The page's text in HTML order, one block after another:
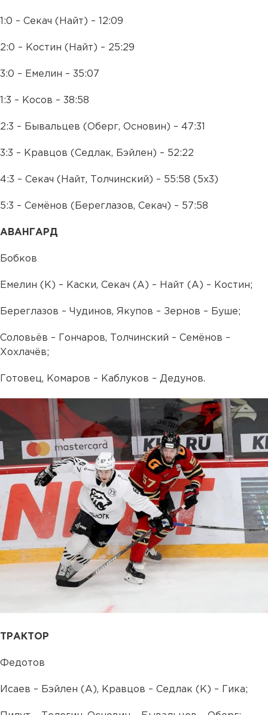
1:0 – Секач (Найт) – 12:09
2:0 – Костин (Найт) – 25:29
3:0 – Емелин – 35:07
1:3 – Косов – 38:58
2:3 – Бывальцев (Оберг, Основин) – 47:31
3:3 – Кравцов (Седлак, Бэйлен) – 52:22
4:3 – Секач (Найт, Толчинский) – 55:58 (5х3)
5:3 – Семёнов (Береглазов, Секач) – 57:58
АВАНГАРД
Бобков
Емелин (К) – Каски, Секач (А) – Найт (А) – Костин;
Береглазов – Чудинов, Якупов – Зернов – Буше;
Соловьёв – Гончаров, Толчинский – Семёнов –
Хохлачёв;
Готовец, Комаров – Каблуков – Дедунов.
ТРАКТОР
Федотов
Исаев – Бэйлен (А), Кравцов – Седлак (К) – Гика;